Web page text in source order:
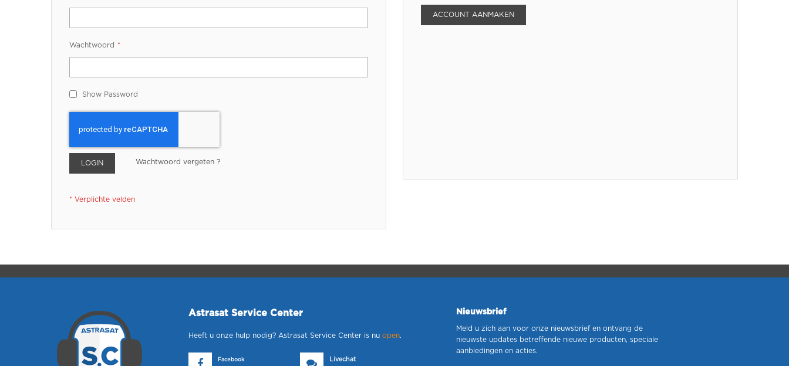
Wachtwoord
Show Password
LOGIN Wachtwoord vergeten ?
ACCOUNT AANMAKEN
Astrasat Service Center
Heeft u onze hulp nodig? Astrasat Service Center is nu open.
Facebook
Livechat
Nieuwsbrief
Meld u zich aan voor onze nieuwsbrief en ontvang de
nieuwste updates betreffende nieuwe producten, speciale
aanbiedingen en acties.